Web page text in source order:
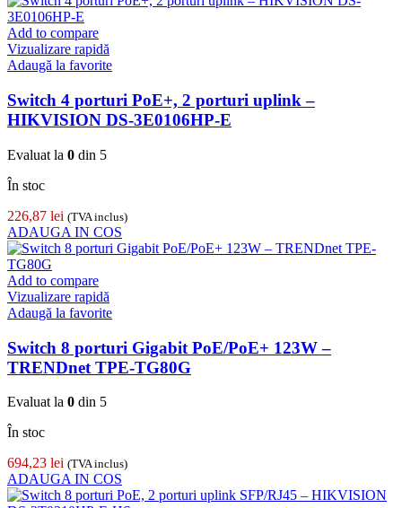
Add to compare
Vizualizare rapidă
Adaugă la favorite
Switch 4 porturi PoE+, 2 porturi uplink –
HIKVISION DS-3E0106HP-E
Evaluat la 0 din 5
În stoc
226,87 lei (TVA inclus)
ADAUGA IN COS
Add to compare
Vizualizare rapidă
Adaugă la favorite
Switch 8 porturi Gigabit PoE/PoE+ 123W –
TRENDnet TPE-TG80G
Evaluat la 0 din 5
În stoc
694,23 lei (TVA inclus)
ADAUGA IN COS